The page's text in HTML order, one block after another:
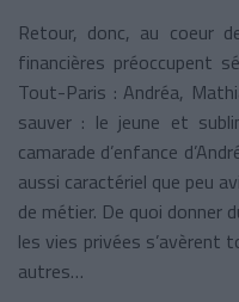
Retour, donc, au coeur
financières préoccupent
Tout-Paris : Andréa,
sauver : le jeune et
camarade d’enfance
aussi caractériel que peu
de métier. De quoi donner
les vies privées s’avèrent
autres…